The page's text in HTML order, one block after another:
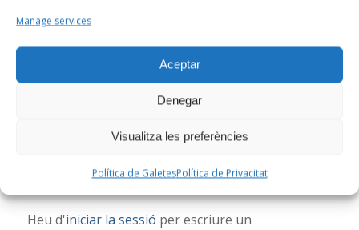
Manage services
Aceptar
Denegar
Visualitza les preferències
Política de GaletesPolítica de Privacitat
0
RESPOSTES
Deixa una resposta
Vols unir-te a la conversa?
Heu d'iniciar la sessió per escriure un